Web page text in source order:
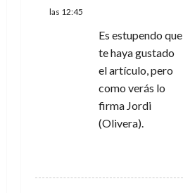
las 12:45
Es estupendo que
te haya gustado
el artículo, pero
como verás lo
firma Jordi
(Olivera).